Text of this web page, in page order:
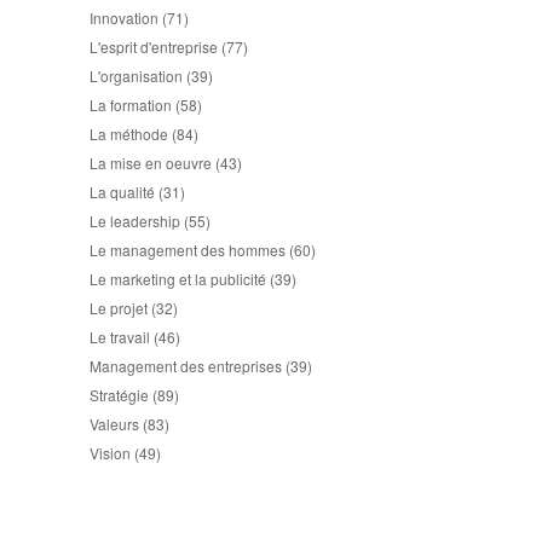
Innovation (71)
L'esprit d'entreprise (77)
L'organisation (39)
La formation (58)
La méthode (84)
La mise en oeuvre (43)
La qualité (31)
Le leadership (55)
Le management des hommes (60)
Le marketing et la publicité (39)
Le projet (32)
Le travail (46)
Management des entreprises (39)
Stratégie (89)
Valeurs (83)
Vision (49)